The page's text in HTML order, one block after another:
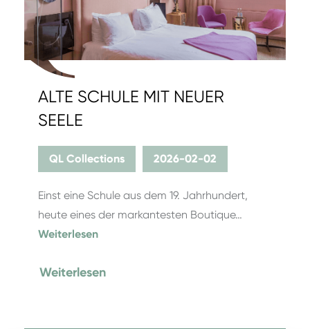
ALTE SCHULE MIT NEUER
SEELE
QL Collections 2026-02-02
Einst eine Schule aus dem 19. Jahrhundert,
heute eines der markantesten Boutique…
Weiterlesen
Weiterlesen